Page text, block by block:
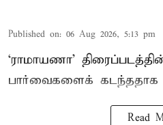
Published on: 06 Aug 2026, 5:13 pm
‘ராமாயணா’
பார்வைகளைக் கடந்ததாக
Read